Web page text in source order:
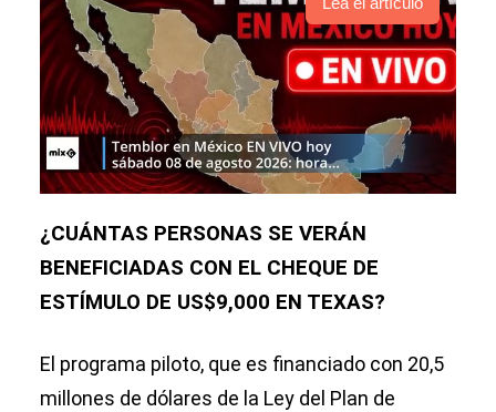
¿CUÁNTAS PERSONAS SE VERÁN
BENEFICIADAS CON EL CHEQUE DE
ESTÍMULO DE US$9,000 EN TEXAS?
El programa piloto, que es financiado con 20,5
millones de dólares de la Ley del Plan de